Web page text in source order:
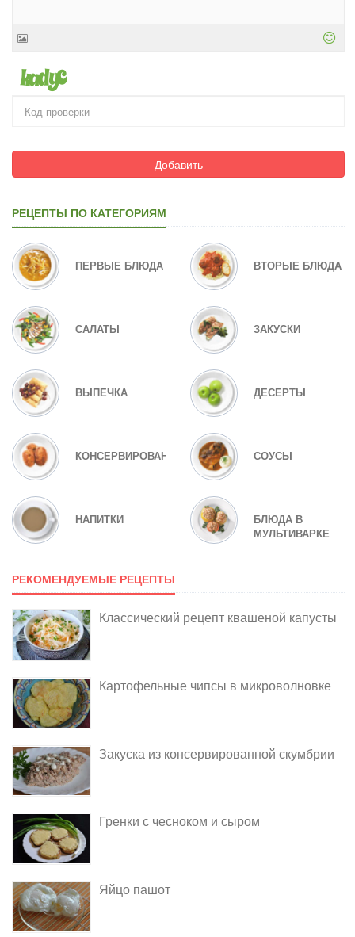
Добавить
РЕЦЕПТЫ ПО КАТЕГОРИЯМ
ПЕРВЫЕ БЛЮДА ВТОРЫЕ БЛЮДА
САЛАТЫ ЗАКУСКИ
ВЫПЕЧКА ДЕСЕРТЫ
КОНСЕРВИРОВАНИЕ СОУСЫ
НАПИТКИ
БЛЮДА В
МУЛЬТИВАРКЕ
РЕКОМЕНДУЕМЫЕ РЕЦЕПТЫ
Классический рецепт квашеной капусты
Картофельные чипсы в микроволновке
Закуска из консервированной скумбрии
Гренки с чесноком и сыром
Яйцо пашот